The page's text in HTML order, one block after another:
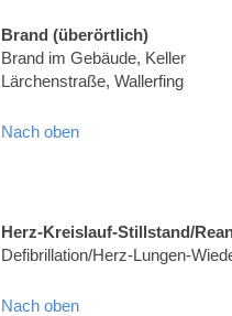
Brand (überörtlich)
Brand im Gebäude, Keller
Lärchenstraße, Wallerfing
Nach oben
Herz-Kreislauf-Stillstand/
Defibrillation/Herz-Lungen-
Nach oben